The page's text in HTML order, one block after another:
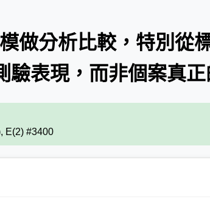
做分析比較，特別從
驗表現，而非個案真
E(2) #3400